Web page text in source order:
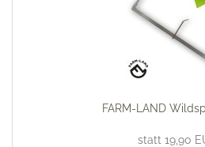
FARM-LAND
statt 19,90